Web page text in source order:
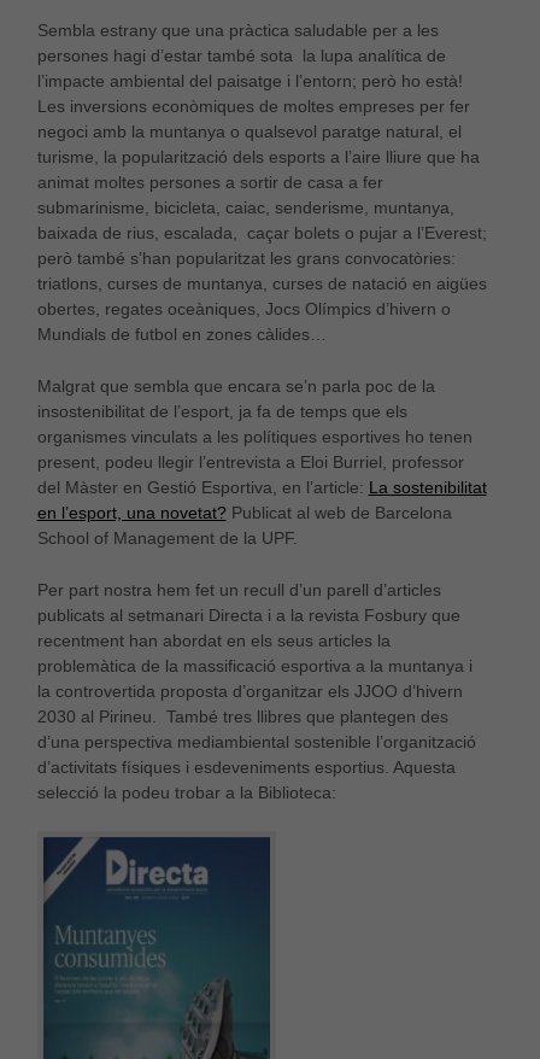
Sembla estrany que una pràctica saludable per a les
persones hagi d’estar també sota la lupa analítica de
l’impacte ambiental del paisatge i l’entorn; però ho està!
Les inversions econòmiques de moltes empreses per fer
negoci amb la muntanya o qualsevol paratge natural, el
turisme, la popularització dels esports a l’aire lliure que ha
animat moltes persones a sortir de casa a fer
submarinisme, bicicleta, caiac, senderisme, muntanya,
baixada de rius, escalada, caçar bolets o pujar a l’Everest;
però també s’han popularitzat les grans convocatòries:
triatlons, curses de muntanya, curses de natació en aigües
obertes, regates oceàniques, Jocs Olímpics d’hivern o
Mundials de futbol en zones càlides…
Malgrat que sembla que encara se’n parla poc de la
insostenibilitat de l’esport, ja fa de temps que els
organismes vinculats a les polítiques esportives ho tenen
present, podeu llegir l’entrevista a Eloi Burriel, professor
del Màster en Gestió Esportiva, en l’article: La sostenibilitat
en l’esport, una novetat? Publicat al web de Barcelona
School of Management de la UPF.
Per part nostra hem fet un recull d’un parell d’articles
publicats al setmanari Directa i a la revista Fosbury que
recentment han abordat en els seus articles la
problemàtica de la massificació esportiva a la muntanya i
la controvertida proposta d’organitzar els JJOO d’hivern
2030 al Pirineu. També tres llibres que plantegen des
d’una perspectiva mediambiental sostenible l’organització
d’activitats físiques i esdeveniments esportius. Aquesta
selecció la podeu trobar a la Biblioteca: